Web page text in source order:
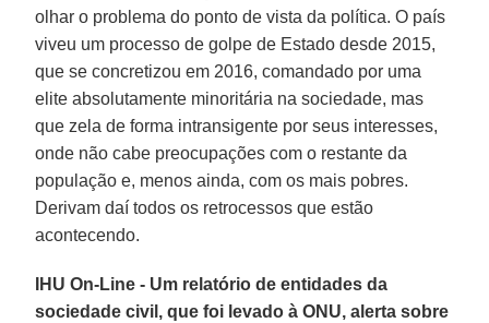
olhar o problema do ponto de vista da política. O país
viveu um processo de golpe de Estado desde 2015,
que se concretizou em 2016, comandado por uma
elite absolutamente minoritária na sociedade, mas
que zela de forma intransigente por seus interesses,
onde não cabe preocupações com o restante da
população e, menos ainda, com os mais pobres.
Derivam daí todos os retrocessos que estão
acontecendo.
IHU On-Line - Um relatório de entidades da
sociedade civil, que foi levado à ONU, alerta sobre